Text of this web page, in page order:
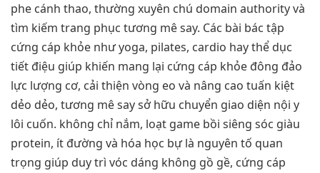
phe cánh thao, thường xuyên chú domain authority và
tìm kiếm trang phục tương mê say. Các bài bác tập
cứng cáp khỏe như yoga, pilates, cardio hay thể dục
tiết điệu giúp khiến mang lại cứng cáp khỏe đông đảo
lực lượng cơ, cải thiện vòng eo và nâng cao tuấn kiệt
dẻo dẻo, tương mê say sở hữu chuyển giao diện nội y
lôi cuốn. không chỉ nắm, loạt game bồi siêng sóc giàu
protein, ít đường và hóa học bự là nguyên tố quan
trọng giúp duy trì vóc dáng không gồ gề, cứng cáp